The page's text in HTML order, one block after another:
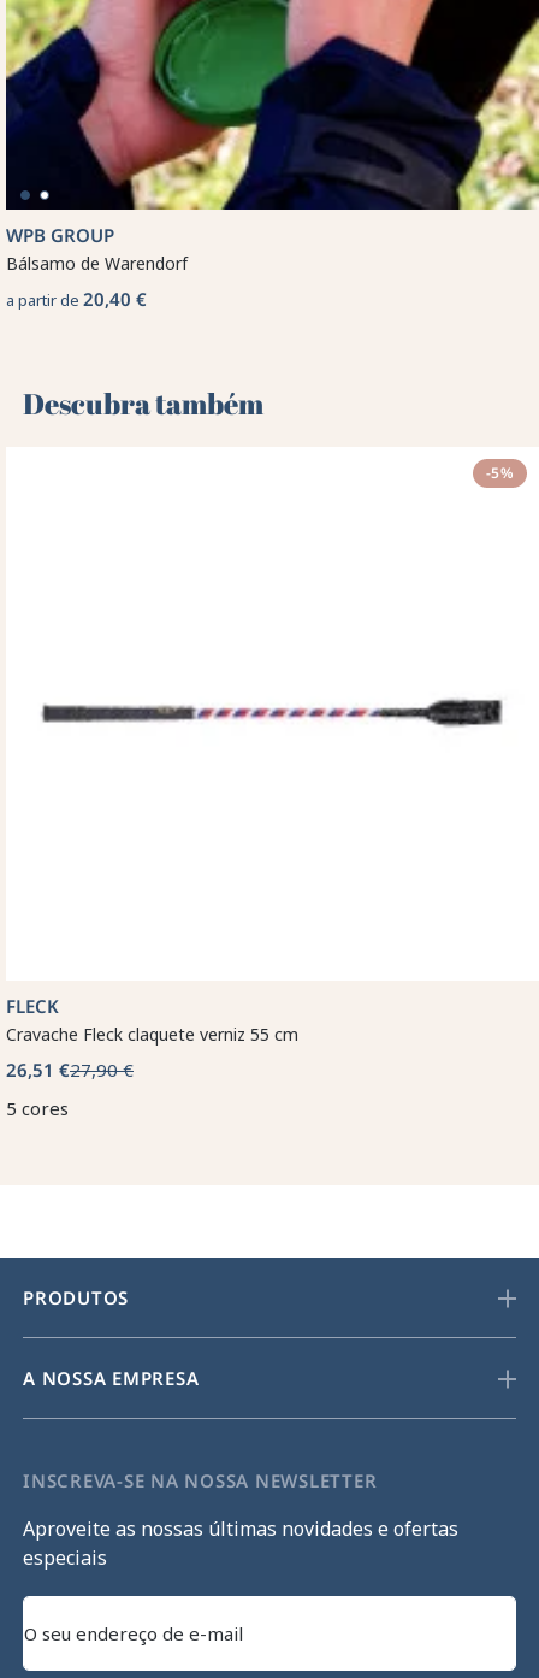
WPB GROUP
Bálsamo de Warendorf
a partir de 20,40 €
Descubra também 🌻
-5%
FLECK
Cravache Fleck claquete verniz 55 cm
26,51 €27,90 €
5 cores
PRODUTOS
A NOSSA EMPRESA
INSCREVA-SE NA NOSSA NEWSLETTER
Aproveite as nossas últimas novidades e ofertas
especiais